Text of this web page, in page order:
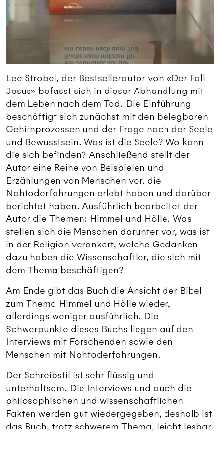
Lee Strobel, der Bestsellerautor von «Der Fall
Jesus» befasst sich in dieser Abhandlung mit
dem Leben nach dem Tod. Die Einführung
beschäftigt sich zunächst mit den belegbaren
Gehirnprozessen und der Frage nach der Seele
und Bewusstsein. Was ist die Seele? Wo kann
die sich befinden? Anschließend stellt der
Autor eine Reihe von Beispielen und
Erzählungen von Menschen vor, die
Nahtoderfahrungen erlebt haben und darüber
berichtet haben. Ausführlich bearbeitet der
Autor die Themen: Himmel und Hölle. Was
stellen sich die Menschen darunter vor, was ist
in der Religion verankert, welche Gedanken
dazu haben die Wissenschaftler, die sich mit
dem Thema beschäftigen?
Am Ende gibt das Buch die Ansicht der Bibel
zum Thema Himmel und Hölle wieder,
allerdings weniger ausführlich. Die
Schwerpunkte dieses Buchs liegen auf den
Interviews mit Forschenden sowie den
Menschen mit Nahtoderfahrungen.
Der Schreibstil ist sehr flüssig und
unterhaltsam. Die Interviews und auch die
philosophischen und wissenschaftlichen
Fakten werden gut wiedergegeben, deshalb ist
das Buch, trotz schwerem Thema, leicht lesbar.